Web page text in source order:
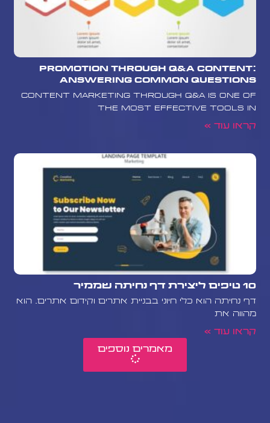
Promotion Through Q&A Content:
Answering Common Questions
Content marketing through Q&A is one of
the most effective tools in
קראו עוד »
10 טיפים ליצירת דף נחיתה שממיר
דף נחיתה הוא כלי חיוני בבניית אתרים וקידום אתרים. הוא
מהווה את
קראו עוד »
מאמרים נוספים